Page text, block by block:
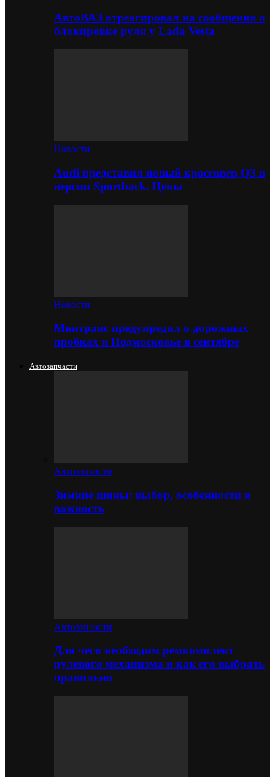
АвтоВАЗ отреагировал на сообщения о
блокировке руля у Lada Vesta
Новости
Audi представил новый кроссовер Q3 в
версии Sportback. Цены
Новости
Минтранс предупредил о дорожных
пробках в Подмосковье в сентябре
Автозапчасти
Автозапчасти
Зимние шины: выбор, особенности и
важность
Автозапчасти
Для чего необходим ремкомплект
рулевого механизма и как его выбрать
правильно